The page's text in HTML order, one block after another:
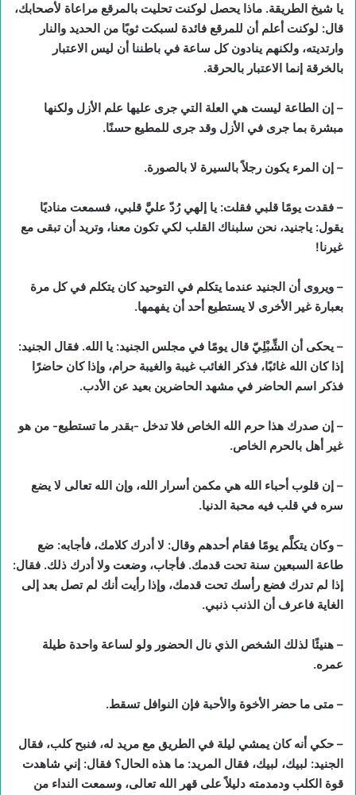
يا شيخ الطريقة. ماذا يحصل لوكنت تحليت بالمرقع مراعاة لأصحابك،
قال: لوكنت أعلم أن للمرقع فائدة لسبكت ثوبًا من الحديد والنار
وارتديته، ولكنهم ينادون كل ساعة في باطننا أن ليس الاعتبار
بالخرقة إنما الاعتبار بالحرقة.
– إن الطاعة ليست هي العلة التي جرى عليها علم الأزل ولكنها
مبشرة بما جرى في الأزل وقد جرى للمطيع حسنًا.
– إن المرء يكون رجلاً بالسيرة لا بالصورة.
– فقدت يومًا قلبي فقلت: يا إلهي رُدّ عليَّ قلبي، فسمعت مناديًا
يقول: ياجنيد، نحن سلبناك القلب لكي تكون معنا، وتريد أن تبقى مع
غيرنا!
– ويروى أن الجنيد عندما يتكلم في التوحيد كان يتكلم في كل مرة
بعبارة غير الأخرى لا يستطيع أحد أن يفهمها.
– يحكى أن الشِّبْلِيّ قال يومًا في مجلس الجنيد: يا الله. فقال الجنيد:
إذا كان الله غائبًا، فذكر الغائب غيبة والغيبة حرام، وإذا كان حاضرًا
فذكر اسم الحاضر في مشهد الحاضرين بعيد عن الأدب.
– إن صدرك هذا حرم الله الخاص فلا تدخل -بقدر ما تستطيع- من هو
غير أهل بالحرم الخاص.
– إن قلوب أحباء الله هي مكمن أسرار الله، وإن الله تعالى لا يضع
سره في قلب فيه محبة الدنيا.
– وكان يتكلَّم يومًا فقام أحدهم وقال: لا أدرك كلامك، فأجابه: ضع
طاعة السبعين سنة تحت قدمك. فأجاب، وضعت ولا أدرك ذلك. فقال:
إذا لم تدرك فضع رأسك تحت قدمك، وإذا رأيت أنك لم تصل بعد إلى
الغاية فاعرف أن الذنب ذنبي.
– هنيئًا لذلك الشخص الذي نال الحضور ولو لساعة واحدة طيلة
عمره.
– متى ما حضر الأخوة والأحبة فإن النوافل تسقط.
– حكي أنه كان يمشي ليلة في الطريق مع مريد له، فنبح كلب، فقال
الجنيد: لبيك، لبيك، فقال المريد: ما هذه الحال؟ فقال: إني شاهدت
قوة الكلب ودمدمته دليلاً على قهر الله تعالى، وسمعت النداء من